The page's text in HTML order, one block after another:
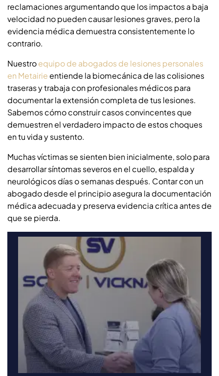
reclamaciones argumentando que los impactos a baja
velocidad no pueden causar lesiones graves, pero la
evidencia médica demuestra consistentemente lo
contrario.
Nuestroequipo de abogados de lesiones personales
en Metairieentiende la biomecánica de las colisiones
traseras y trabaja con profesionales médicos para
documentar la extensión completa de tus lesiones.
Sabemos cómo construir casos convincentes que
demuestren el verdadero impacto de estos choques
en tu vida y sustento.
Muchas víctimas se sienten bien inicialmente, solo para
desarrollar síntomas severos en el cuello, espalda y
neurológicos días o semanas después. Contar con un
abogado desde el principio asegura la documentación
médica adecuada y preserva evidencia crítica antes de
que se pierda.